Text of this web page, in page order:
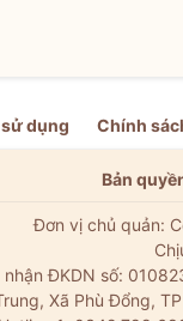
dụng Chính
Bản
Đơn vị chủ quản:
nhận ĐKDN số:
Xã Phù Đổng,